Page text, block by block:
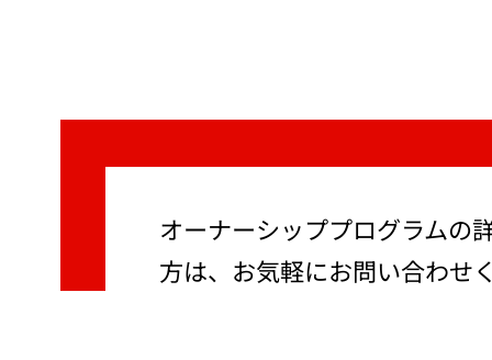
オーナーシッププログラムの
方は、お気軽にお問い合わせ